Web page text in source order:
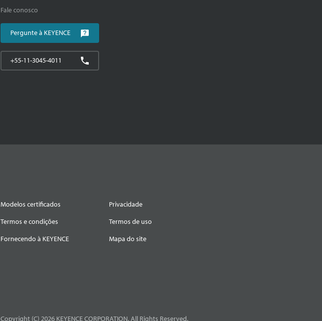
Fale conosco
Pergunte à KEYENCE
+55-11-3045-4011
Modelos certificados
Privacidade
Termos e condições
Termos de uso
Fornecendo à KEYENCE
Mapa do site
Copyright (C) 2026 KEYENCE CORPORATION. All Rights Reserved.